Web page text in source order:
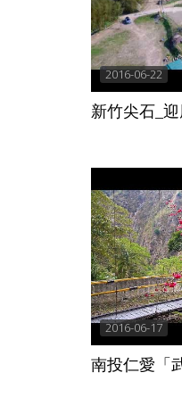
2016-06-22
新竹尖石_
2016-06-17
南投仁愛「